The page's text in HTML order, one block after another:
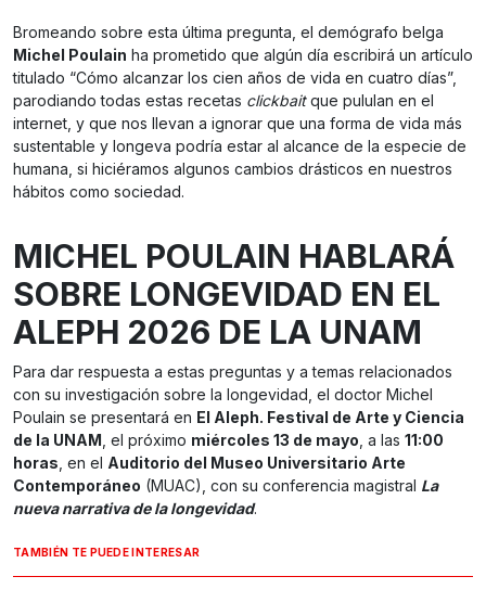
Bromeando sobre esta última pregunta, el demógrafo belga
Michel Poulain ha prometido que algún día escribirá un artículo
titulado “Cómo alcanzar los cien años de vida en cuatro días”,
parodiando todas estas recetas clickbaitque pululan en el
internet, y que nos llevan a ignorar que una forma de vida más
sustentable y longeva podría estar al alcance de la especie de
humana, si hiciéramos algunos cambios drásticos en nuestros
hábitos como sociedad.
MICHEL POULAIN HABLARÁ
SOBRE LONGEVIDAD EN EL
ALEPH 2026 DE LA UNAM
Para dar respuesta a estas preguntas y a temas relacionados
con su investigación sobre la longevidad, el doctor Michel
Poulain se presentará en El Aleph. Festival de Arte y Ciencia
de la UNAM , el próximo miércoles 13 de mayo, a las 11:00
horas, en el Auditorio del Museo Universitario Arte
Contemporáneo (MUAC), con su conferencia magistral La
nueva narrativa de la longevidad.
TAMBIÉN TE PUEDE INTERESAR